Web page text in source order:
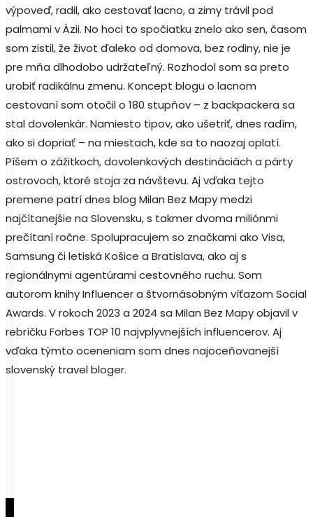
výpoveď, radil, ako cestovať lacno, a zimy trávil pod
palmami v Ázii. No hoci to spočiatku znelo ako sen, časom
som zistil, že život ďaleko od domova, bez rodiny, nie je
pre mňa dlhodobo udržateľný. Rozhodol som sa preto
urobiť radikálnu zmenu. Koncept blogu o lacnom
cestovaní som otočil o 180 stupňov – z backpackera sa
stal dovolenkár. Namiesto tipov, ako ušetriť, dnes radím,
ako si dopriať – na miestach, kde sa to naozaj oplatí.
Píšem o zážitkoch, dovolenkových destináciách a párty
ostrovoch, ktoré stoja za návštevu. Aj vďaka tejto
premene patrí dnes blog Milan Bez Mapy medzi
najčítanejšie na Slovensku, s takmer dvoma miliónmi
prečítaní ročne. Spolupracujem so značkami ako Visa,
Samsung či letiská Košice a Bratislava, ako aj s
regionálnymi agentúrami cestovného ruchu. Som
autorom knihy Influencer a štvornásobným víťazom Social
Awards. V rokoch 2023 a 2024 sa Milan Bez Mapy objavil v
rebríčku Forbes TOP 10 najvplyvnejších influencerov. Aj
vďaka týmto oceneniam som dnes najoceňovanejší
slovenský travel bloger.